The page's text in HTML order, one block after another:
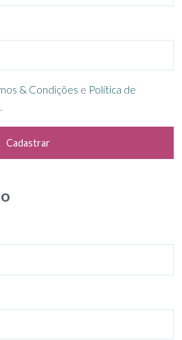
& Condições e Política de
.
Cadastrar